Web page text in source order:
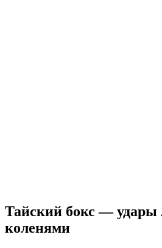
Тайский бокс — удары
коленями